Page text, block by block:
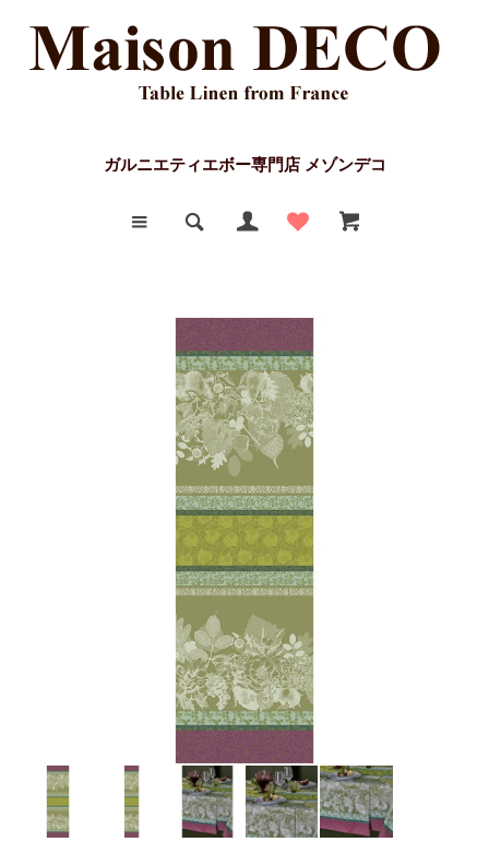
ガルニエティエボー専門店 メゾンデコ